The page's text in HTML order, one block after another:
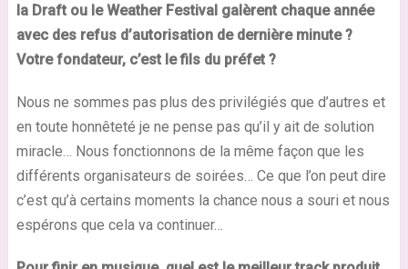
la Draftou le Weather Festival galèrent chaque année
avec des refus d’autorisation de dernière minute ?
Votre fondateur, c’est le fils du préfet ?
Nous ne sommes pas plus des privilégiés que d’autres et
en toute honnêteté je ne pense pas qu’il y ait de solution
miracle… Nous fonctionnons de la même façon que les
différents organisateurs de soirées… Ce que l’on peut dire
c’est qu’à certains moments la chance nous a souri et nous
espérons que cela va continuer…